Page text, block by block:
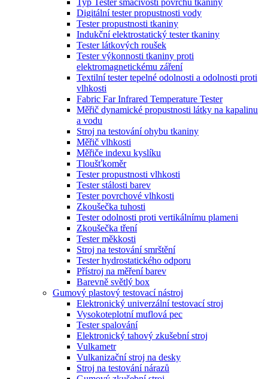
Typ Tester smáčivosti povrchu tkaniny
Digitální tester propustnosti vody
Tester propustnosti tkaniny
Indukční elektrostatický tester tkaniny
Tester látkových roušek
Tester výkonnosti tkaniny proti
elektromagnetickému záření
Textilní tester tepelné odolnosti a odolnosti proti
vlhkosti
Fabric Far Infrared Temperature Tester
Měřič dynamické propustnosti látky na kapalinu
a vodu
Stroj na testování ohybu tkaniny
Měřič vlhkosti
Měřiče indexu kyslíku
Tloušťkoměr
Tester propustnosti vlhkosti
Tester stálosti barev
Tester povrchové vlhkosti
Zkoušečka tuhosti
Tester odolnosti proti vertikálnímu plameni
Zkoušečka tření
Tester měkkosti
Stroj na testování smrštění
Tester hydrostatického odporu
Přístroj na měření barev
Barevně světlý box
Gumový plastový testovací nástroj
Elektronický univerzální testovací stroj
Vysokoteplotní muflová pec
Tester spalování
Elektronický tahový zkušební stroj
Vulkametr
Vulkanizační stroj na desky
Stroj na testování nárazů